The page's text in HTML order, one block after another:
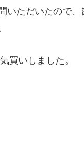
いただいたので
買いしました。